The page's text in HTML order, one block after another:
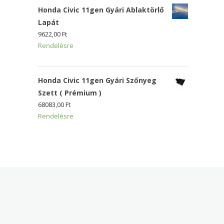
Honda Civic 11gen Gyári Ablaktörlő
Lapát
9622,00Ft
Rendelésre
Honda Civic 11gen Gyári Szőnyeg
Szett ( Prémium )
68083,00Ft
Rendelésre